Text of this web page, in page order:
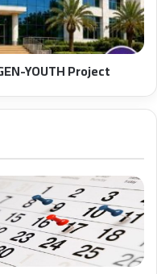
YOUTH Project